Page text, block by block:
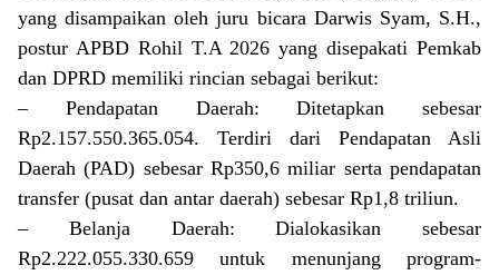
yang disampaikan oleh juru bicara Darwis Syam, S.H.,
postur APBD Rohil T.A 2026 yang disepakati Pemkab
dan DPRD memiliki rincian sebagai berikut:
– Pendapatan Daerah: Ditetapkan sebesar
Rp2.157.550.365.054. Terdiri dari Pendapatan Asli
Daerah (PAD) sebesar Rp350,6 miliar serta pendapatan
transfer (pusat dan antar daerah) sebesar Rp1,8 triliun.
– Belanja Daerah: Dialokasikan sebesar
Rp2.222.055.330.659 untuk menunjang program-